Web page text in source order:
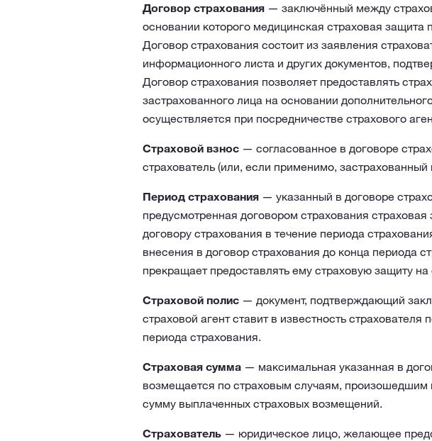
Договор страхования— заключённый между
основании которого медицинская страховая
Договор страхования состоит из заявления
информационного листа и других документов,
Договор страхования позволяет предоставлять
застрахованного лица на основании
осуществляется при посредничестве страхового
Страховой взнос— согласованное в договоре
страхователь (или, если применимо, застрахованный
Период страхования— указанный в договоре
предусмотренная договором страхования
договору страхования в течение периода
внесения в договор страхования до конца периода
прекращает предоставлять ему страховую защиту
Страховой полис— документ, подтверждающий
страховой агент ставит в известность
периода страхования.
Страховая сумма— максимальная указанная в
возмещается по страховым случаям, произошедшим
сумму выплаченных страховых возмещений.
Страхователь— юридическое лицо, желающее